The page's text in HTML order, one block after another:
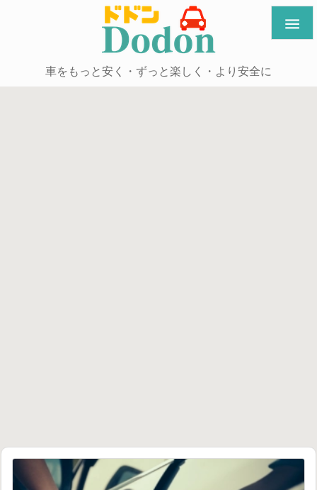
車をもっと安く・ずっと楽しく・より安全に
